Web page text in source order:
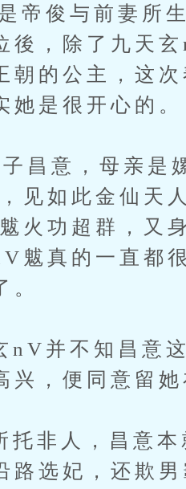
与前妻所生
後，除了九天
朝的公主，这
她是很开心的。
，母亲是嫘
见如此金仙天
火功超群，又
魃真的一直都
。
不知昌意这
兴，便同意留
人，昌意本就
路选妃，还欺